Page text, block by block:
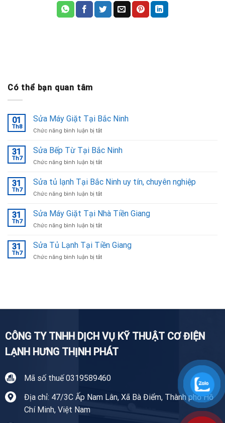
Có thể bạn quan tâm
01
Th8
Sửa Máy Giặt Tại Bắc Ninh
Chức năng bình luận bị tắtở
Máy
Tại
Ninh
31
Th7
Sửa Bếp Từ Tại Bắc Ninh
Chức năng bình luận bị tắtở
Bếp
Tại
Ninh
31
Th7
Sửa tủ lạnh Tại Bắc Ninh uy tín, chuyên nghiệp
Chức năng bình luận bị tắtở
tủ
Tại
Ninh
31
Th7
Sửa Máy Giặt Tại Nhà Tiền Giang
Chức năng bình luận bị tắtở
Máy
Giặt
Tại
31
Th7
Sửa Tủ Lạnh Tại Tiền Giang
Chức năng bình luận bị tắtở
Giang
CÔNG TY TNHH DỊCH VỤ KỸ THUẬT CƠ ĐIỆN
LẠNH HƯNG THỊNH PHÁT
Mã số thuế 0319589460
Địa chỉ: 47/3C Ấp Nam Lân, Xã Bà Điểm, Thành phố Hồ
Chí Minh, Việt Nam